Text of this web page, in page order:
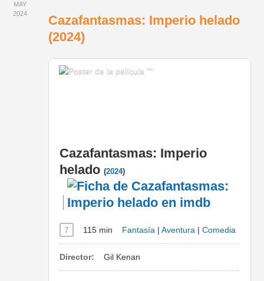
MAY
2024
Cazafantasmas: Imperio helado
(2024)
Cazafantasmas: Imperio
helado(2024)
7 115 min Fantasía |Aventura |Comedia
Director: Gil Kenan